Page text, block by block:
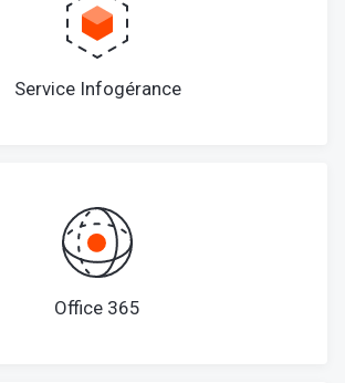
Service Infogérance
Office 365